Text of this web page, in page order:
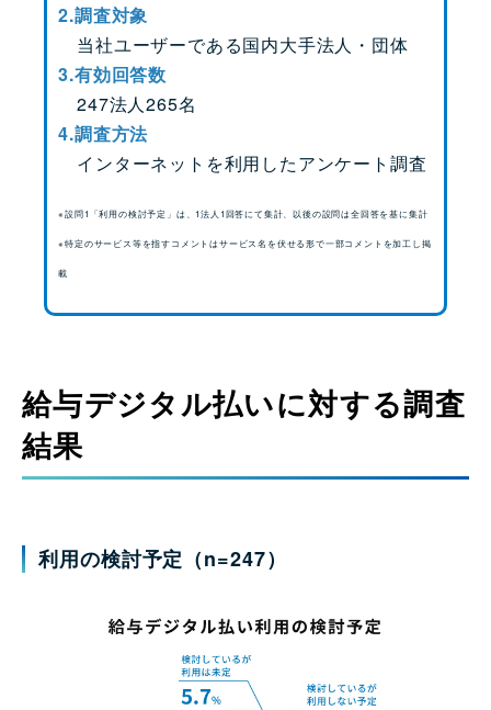
2.調査対象
当社ユーザーである国内大手法人・団体
3.有効回答数
247法人265名
4.調査方法
インターネットを利用したアンケート調査
※設問1「利用の検討予定」は、1法人1回答にて集計、以後の設問は全回答を基に集計
※特定のサービス等を指すコメントはサービス名を伏せる形で一部コメントを加工し掲
載
給与デジタル払いに対する調査
結果
利用の検討予定（n=247）